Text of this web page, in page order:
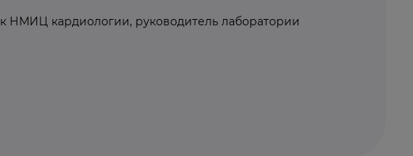
НМИЦ кардиологии, руководитель лаборатории